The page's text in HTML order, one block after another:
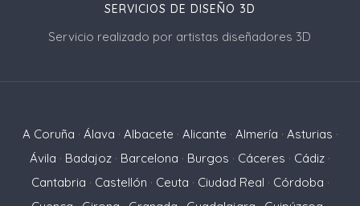
SERVICIOS DE DISEÑO 3D
Servicio realizado por artistas diseñadores 3D
A Coruña · Álava · Albacete · Alicante · Almería · Asturias ·
Ávila · Badajoz · Barcelona · Burgos · Cáceres · Cádiz ·
Cantabria · Castellón · Ceuta · Ciudad Real · Córdoba ·